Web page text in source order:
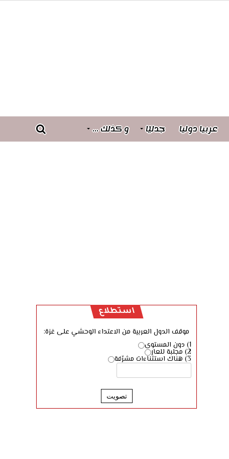
عربيا دوليا جدليّا
و كذلك …
استطلاع
موقف الدول العربية من الاعتداء الوحشي على غزة:
1) دون المستوى
2) مجلبة للعار
3) هناك استثناءات مشرّفة
تصويت